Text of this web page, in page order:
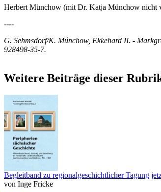
Herbert Münchow (mit Dr. Katja Münchow nicht
----
G. Sehmsdorf/K. Münchow, Ekkehard II. -
928498-35-7.
Weitere Beiträge dieser
Begleitband zu regionalgeschichtlicher Tagung
von Inge Fricke